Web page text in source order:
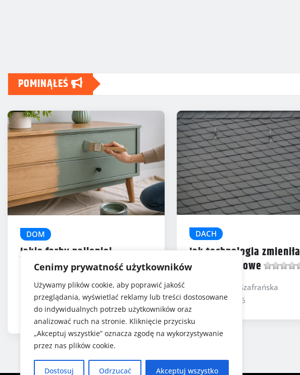
Cenimy prywatność użytkowników
Używamy plików cookie, aby poprawić jakość
przeglądania, wyświetlać reklamy lub treści dostosowane
do indywidualnych potrzeb użytkowników oraz
analizować ruch na stronie. Kliknięcie przycisku
„Akceptuj wszystkie” oznacza zgodę na wykorzystywanie
przez nas plików cookie.
Dostosuj Odrzucać Akceptuj wszystko
POMINĄŁEŚ
DOM
Jakie farby najlepiej
sprawdzą się na drewnie i
metalu
5 (1)
Gabriela Szafrańska
lip 29, 2026
DACH
Jak technologia zmieniła
blachy dachowe
Gabriela Szafrańska
sty 22, 2026